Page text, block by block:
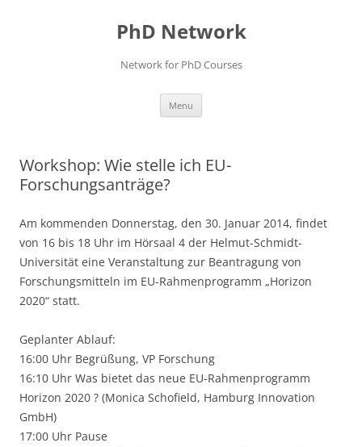
PhD Network
Network for PhD Courses
Menu
Workshop: Wie stelle ich EU-
Forschungsanträge?
Am kommenden Donnerstag, den 30. Januar 2014, findet
von 16 bis 18 Uhr im Hörsaal 4 der Helmut-Schmidt-
Universität eine Veranstaltung zur Beantragung von
Forschungsmitteln im EU-Rahmenprogramm „Horizon
2020“ statt.
Geplanter Ablauf:
16:00 Uhr Begrüßung, VP Forschung
16:10 Uhr Was bietet das neue EU-Rahmenprogramm
Horizon 2020 ? (Monica Schofield, Hamburg Innovation
GmbH)
17:00 Uhr Pause